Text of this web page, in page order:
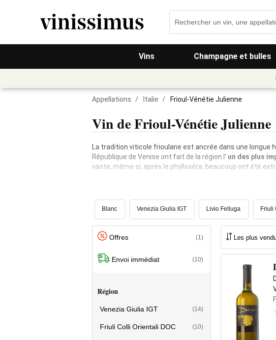
Vins Champagne et bulles
Appellations / Italie / Frioul-Vénétie Julienne
Vin de Frioul-Vénétie Julienne
La tradition viticole frioulane est ancrée dans une longue
République de Venise ont fait de la région l' un des plus
vaste, même si, après le phylloxéra, beaucoup ont été
Blanc Venezia Giulia IGT Livio Felluga Friuli
Offres (1)
Envoi immédiat (10)
Région
Venezia Giulia IGT (14)
Friuli Colli Orientali DOC (10)